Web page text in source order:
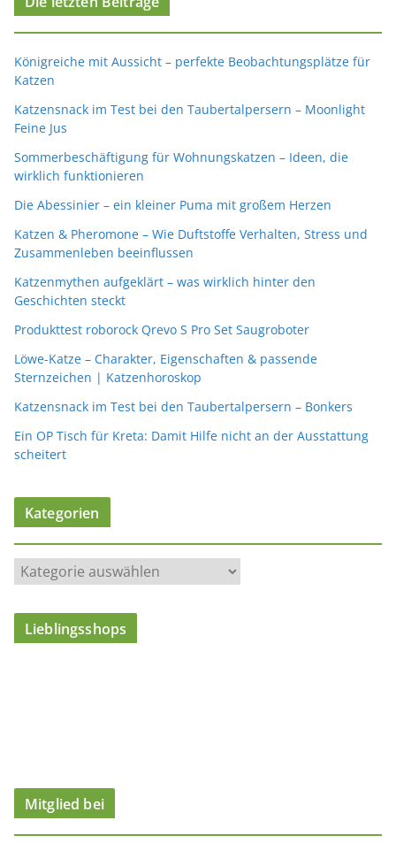
Königreiche mit Aussicht – perfekte Beobachtungsplätze für
Katzen
Katzensnack im Test bei den Taubertalpersern – Moonlight
Feine Jus
Sommerbeschäftigung für Wohnungskatzen – Ideen, die
wirklich funktionieren
Die Abessinier – ein kleiner Puma mit großem Herzen
Katzen & Pheromone – Wie Duftstoffe Verhalten, Stress und
Zusammenleben beeinflussen
Katzenmythen aufgeklärt – was wirklich hinter den
Geschichten steckt
Produkttest roborock Qrevo S Pro Set Saugroboter
Löwe-Katze – Charakter, Eigenschaften & passende
Sternzeichen | Katzenhoroskop
Katzensnack im Test bei den Taubertalpersern – Bonkers
Ein OP Tisch für Kreta: Damit Hilfe nicht an der Ausstattung
scheitert
Kategorien
t
Lieblingsshops
Mitglied bei